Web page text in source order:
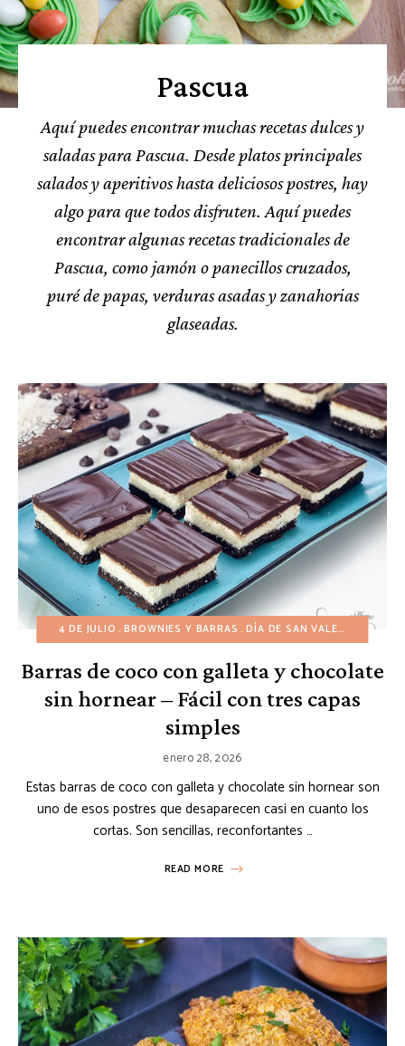
Pascua
Aquí puedes encontrar muchas recetas dulces y
saladas para Pascua. Desde platos principales
salados y aperitivos hasta deliciosos postres, hay
algo para que todos disfruten. Aquí puedes
encontrar algunas recetas tradicionales de
Pascua, como jamón o panecillos cruzados,
puré de papas, verduras asadas y zanahorias
glaseadas.
4 DE JULIO BROWNIES Y BARRAS DÍA DE SAN VALENTÍN
Barras de coco con galleta y chocolate
sin hornear – Fácil con tres capas
simples
enero 28, 2026
Estas barras de coco con galleta y chocolate sin hornear son
uno de esos postres que desaparecen casi en cuanto los
cortas. Son sencillas, reconfortantes …
READ MORE